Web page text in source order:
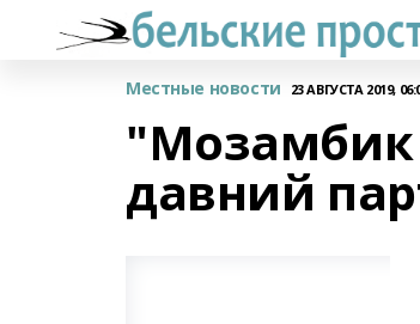
Местные новости 23 АВГУСТА 2019,
"Мозамбик
давний